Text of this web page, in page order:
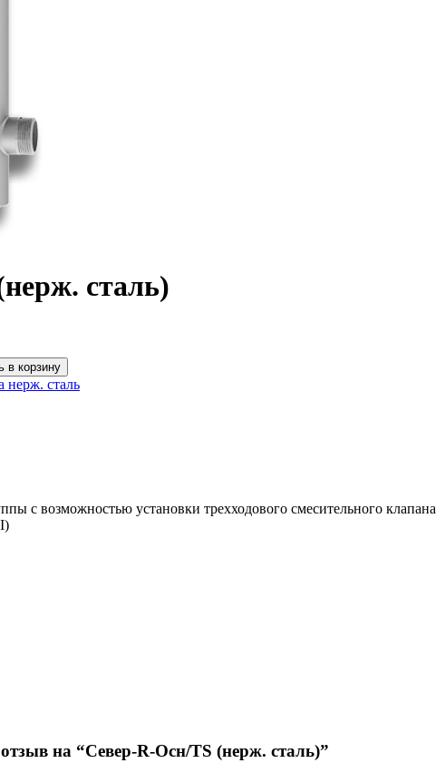
сталь)
в корзину
нерж. сталь
с возможностью установки трехходового смесительного клапана
на “Север-R-Осн/TS (нерж. сталь)”